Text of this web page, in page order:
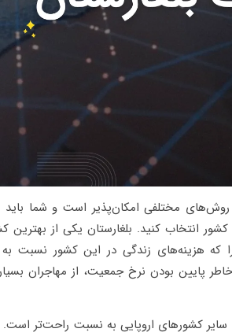
مختلفی امکان‌پذیر است و شما باید
انتخاب کنید. بلغارستان یکی از بهترین
که هزینه‌های زندگی در این کشور نسبت
پایین بودن نرخ جمعیت، از مهاجران
سایر کشورهای اروپایی به نسبت راحت‌تر